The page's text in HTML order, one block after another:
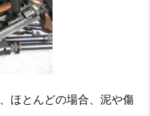
ほとんどの場合、泥や傷